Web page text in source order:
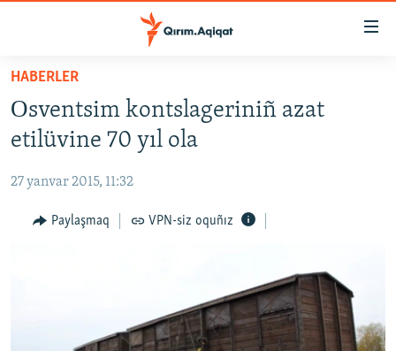
Esas
qaytmaq
Baş
qaytmaq
qaytmaq
SİYASET
CEMİYET
MEDENİYET
HABERLER
Оsventsim kontslageriniñ azat
etilüvine 70 yıl ola
27 yanvar 2015, 11:32
Paylaşmaq VPN-siz oquñız